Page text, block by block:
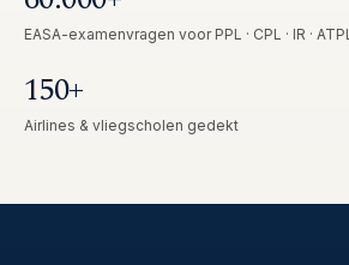
EASA-examenvragen voor PPL · CPL · IR · ATPL
150+
Airlines & vliegscholen gedekt